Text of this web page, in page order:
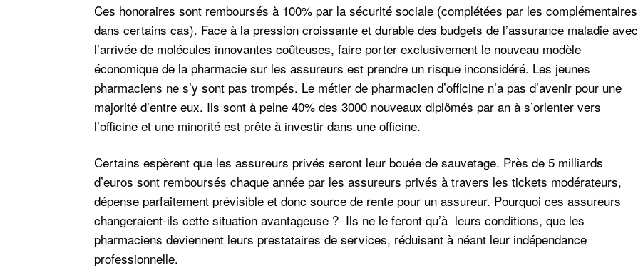
Ces honoraires sont remboursés à 100% par la sécurité sociale (complétées par les complémentaires
dans certains cas). Face à la pression croissante et durable des budgets de l’assurance maladie avec
l’arrivée de molécules innovantes coûteuses, faire porter exclusivement le nouveau modèle
économique de la pharmacie sur les assureurs est prendre un risque inconsidéré. Les jeunes
pharmaciens ne s’y sont pas trompés. Le métier de pharmacien d’officine n’a pas d’avenir pour une
majorité d’entre eux. Ils sont à peine 40% des 3000 nouveaux diplômés par an à s’orienter vers
l’officine et une minorité est prête à investir dans une officine.
Certains espèrent que les assureurs privés seront leur bouée de sauvetage. Près de 5 milliards
d’euros sont remboursés chaque année par les assureurs privés à travers les tickets modérateurs,
dépense parfaitement prévisible et donc source de rente pour un assureur. Pourquoi ces assureurs
changeraient-ils cette situation avantageuse ? Ils ne le feront qu’à leurs conditions, que les
pharmaciens deviennent leurs prestataires de services, réduisant à néant leur indépendance
professionnelle.